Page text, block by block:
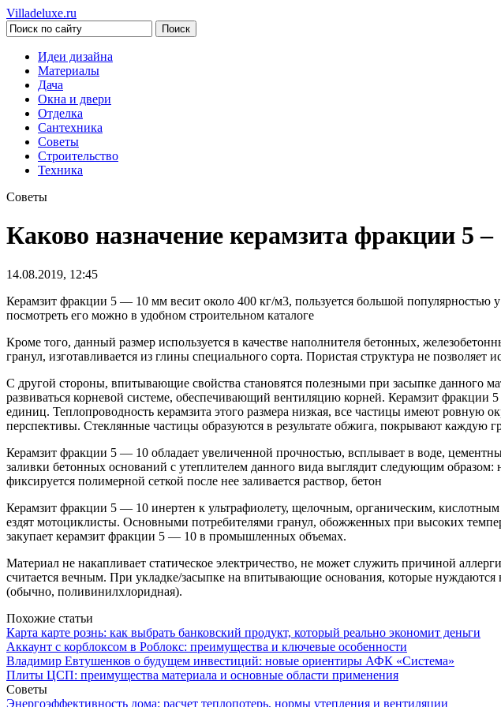
Villadeluxe.ru
Идеи дизайна
Материалы
Дача
Окна и двери
Отделка
Сантехника
Советы
Строительство
Техника
Советы
Каково назначение керамзита фракции 5
14.08.2019, 12:45
Керамзит фракции 5 — 10 мм весит около 400 кг/м3, пользуется большой
посмотреть его можно в удобном строительном каталоге
Кроме того, данный размер используется в качестве наполнителя бетонных,
гранул, изготавливается из глины специального сорта. Пористая структура не
С другой стороны, впитывающие свойства становятся полезными при засыпке данного
развиваться корневой системе, обеспечивающий вентиляцию корней. Керамзит фракции
единиц. Теплопроводность керамзита этого размера низкая, все частицы имеют
перспективы. Стеклянные частицы образуются в результате обжига, покрывают каждую
Керамзит фракции 5 — 10 обладает увеличенной прочностью, всплывает в воде,
заливки бетонных оснований с утеплителем данного вида выглядит следующим
фиксируется полимерной сеткой после нее заливается раствор, бетон
Керамзит фракции 5 — 10 инертен к ультрафиолету, щелочным, органическим,
ездят мотоциклисты. Основными потребителями гранул, обожженных при высоких
закупает керамзит фракции 5 — 10 в промышленных объемах.
Материал не накапливает статическое электричество, не может служить причиной
считается вечным. При укладке/засыпке на впитывающие основания, которые
(обычно, поливинилхлоридная).
Похожие статьи
Карта карте рознь: как выбрать банковский продукт, который реально экономит деньги
Аккаунт с корблоксом в Роблокс: преимущества и ключевые особенности
Владимир Евтушенков о будущем инвестиций: новые ориентиры АФК «Система»
Плиты ЦСП: преимущества материала и основные области применения
Советы
Энергоэффективность дома: расчет теплопотерь, нормы утепления и вентиляции